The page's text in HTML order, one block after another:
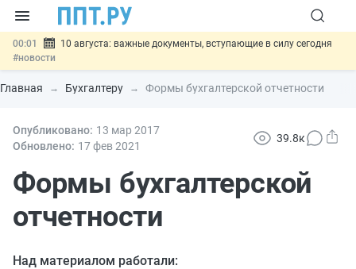
00:01
10 августа: важные документы, вступающие в силу сегодня
#новости
07.08 Подписан закон о блокировке продажи опасных товаров через
«Честный знак»#новости
07.08 Госпошлину за устранение ошибок в документах предлагают
отменить#новости
отношений
Главная Бухгалтеру Формы бухгалтерской отчетности
Опубликовано: 13 мар 2017
Обновлено: 17 фев2021
39.8к
Формы бухгалтерской
отчетности
Над материалом работали: